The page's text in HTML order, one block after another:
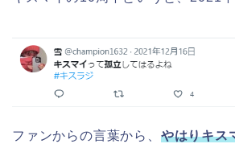
ファンからの言葉から、 やはりキス